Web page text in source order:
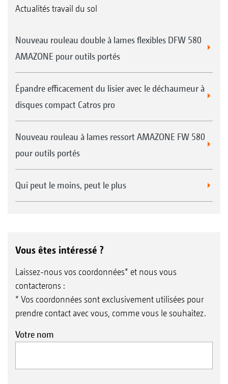
Actualités travail du sol
Nouveau rouleau double à lames flexibles DFW 580
AMAZONE pour outils portés
Épandre efficacement du lisier avec le déchaumeur à
disques compact Catros pro
Nouveau rouleau à lames ressort AMAZONE FW 580
pour outils portés
Qui peut le moins, peut le plus
Vous êtes intéressé ?
Laissez-nous vos coordonnées* et nous vous
contacterons :
* Vos coordonnées sont exclusivement utilisées pour
prendre contact avec vous, comme vous le souhaitez.
Votre nom